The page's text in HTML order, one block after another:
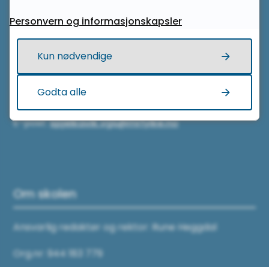
Kontakt oss
Telefon sentralbord:
71 28 20 00
E-post:spjelkavik.vgs@mrfylke.no
Om skolen
Ansvarlig redaktør og rektor: Rune Heggdal
Org.nr: 944 183 779
Personvern og informasjonskapsler
Kun nødvendige
Godta alle